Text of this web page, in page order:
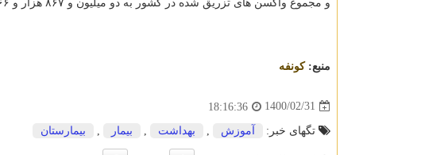
و مجموع واکسن های تزریق شده در کشور به دو میلیون و ۸۶۷ هزار و ۹۶۶ دُز رسید.
منبع:كونفه
1400/02/31
18:16:36
تگهای خبر: آموزش بهداشت بیمار بیمارستان